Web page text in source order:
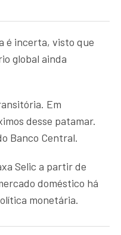
é incerta, visto que
global ainda
Em
desse patamar.
Banco Central.
Selic a partir de
doméstico há
monetária.